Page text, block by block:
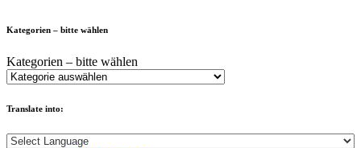
Kategorien – bitte wählen
Kategorien – bitte wählen
Translate into: